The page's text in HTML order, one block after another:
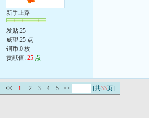
新手上路
发贴:25
威望:25 点
铜币:0 枚
贡献值: 25 点
<< 1 2 3 4 5 >> [共33页]